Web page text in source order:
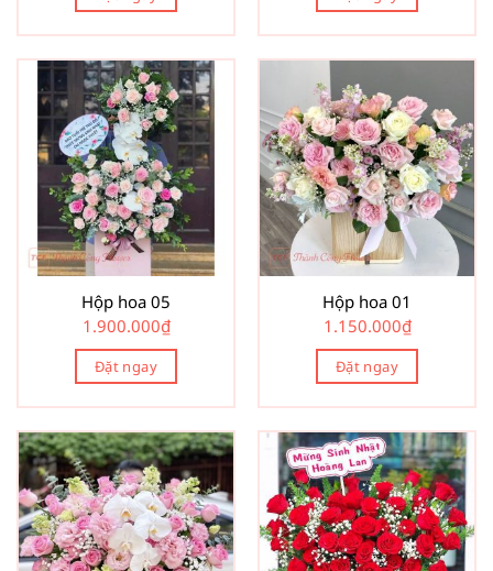
Hộp hoa 05
1.900.000₫
Đặt ngay
Hộp hoa 01
1.150.000₫
Đặt ngay